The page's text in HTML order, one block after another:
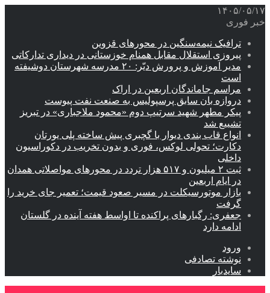
۱۴۰۵/۰۵/۱۷
خبر فوری
ترافیک نیمه‌سنگین در محورهای قزوین
پیروزی استقلال مقابل همنام خوزستانی در دیداری تدارکاتی
مدیر آموزش و پرورش دیّر: ۲۰ مدرسه شهرستان دوشیفته
است
مراسم جاماندگان اربعین در اراک
دروازه بان سابق پرسپولیس به صنعت نفت پیوست
پیکر مطهر شهید سرتیپ دوم «محمود ملاجباری» در تبریز
تشییع شد
انواع قاب بندی دیوار با گچبری پیش ساخته پلی یورتان
دکارت؛ تحولی لوکس، فوری و بدون تخریب در دکوراسیون
داخلی
ثبت ۲ میلیون و ۵۱۷ هزار تردد در محورهای مواصلاتی همدان
در ایام اربعین
بازار موتورسیکلت در مسیر صعود قیمت؛ تعمیر جای خرید را
گرفت
جعفری: رگبارهای پراکنده تا اواسط هفته آینده در گلستان
ادامه دارد
ورود
نوشته تصادفی
سایدبار